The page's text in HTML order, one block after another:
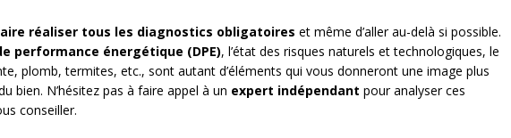
réaliser tous les diagnostics obligatoires et même d’aller au-delà si possible.
performance énergétique (DPE), l’état des risques naturels et technologiques, le
plomb, termites, etc., sont autant d’éléments qui vous donneront une image plus
bien. N’hésitez pas à faire appel à un expert indépendant pour analyser ces
conseiller.